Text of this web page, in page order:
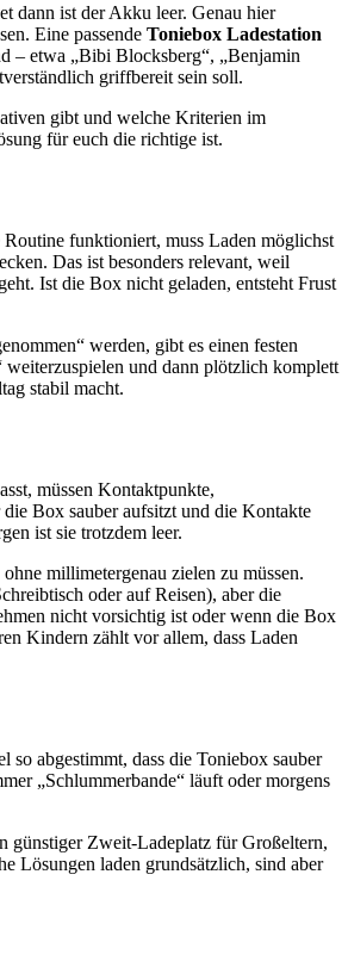
dann ist der Akku leer. Genau hier
Eine passende Toniebox Ladestation
– etwa „Bibi Blocksberg“, „Benjamin
griffbereit sein soll.
gibt und welche Kriterien im
für euch die richtige ist.
funktioniert, muss Laden möglichst
Das ist besonders relevant, weil
Ist die Box nicht geladen, entsteht Frust
werden, gibt es einen festen
und dann plötzlich komplett
stabil macht.
müssen Kontaktpunkte,
Box sauber aufsitzt und die Kontakte
ist sie trotzdem leer.
millimetergenau zielen zu müssen.
oder auf Reisen), aber die
nicht vorsichtig ist oder wenn die Box
Kindern zählt vor allem, dass Laden
so abgestimmt, dass die Toniebox sauber
„Schlummerbande“ läuft oder morgens
günstiger Zweit-Ladeplatz für Großeltern,
Lösungen laden grundsätzlich, sind aber